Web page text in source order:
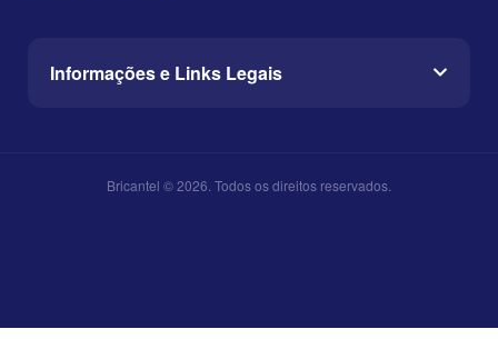
Informações e Links Legais
Bricantel ©2026 . Todos os direitos reservados.